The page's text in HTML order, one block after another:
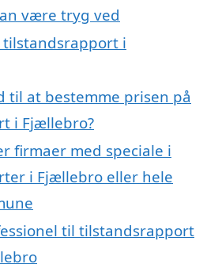
være tryg ved
tilstandsrapport i
til at bestemme prisen på
i Fjællebro?
firmaer med speciale i
i Fjællebro eller hele
til tilstandsrapport